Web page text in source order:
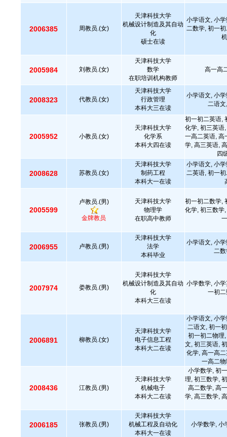
2006385 周教员.(女)
天津科技大学
机械设计制造及其自动
化
硕士在读
小学语文, 小
二数学, 初一
2005984 刘教员.(女)
天津科技大学
数学
在职培训机构教师
高一高
2008323 代教员.(女)
天津科技大学
行政管理
本科大三在读
小学语文, 小
二语
2005952 小教员.(女)
天津科技大学
化学系
本科大四在读
初一初二英语,
化学, 初三英语
一高二英语, 高
学, 高三英语,
四
2008628 苏教员.(女)
天津科技大学
制药工程
本科大一在读
小学语文, 小
二英语, 初一
2005599
卢教员.(男)
金牌教员
天津科技大学
物理学
在职高中教师
初一初二数学,
化学, 初三数学
2006955 卢教员.(男)
天津科技大学
法学
本科毕业
小学语文, 小
二
2007974 娄教员.(男)
天津科技大学
机械设计制造及其自动
化
本科大三在读
小学数学, 小
一初
2006891 柳教员.(女)
天津科技大学
电子信息工程
本科大二在读
小学语文, 小
二语文, 初一
初一初二物理
文, 初三英语,
化学, 高一高
一高二
2008436 江教员.(男)
天津科技大学
机械电子
本科大二在读
小学数学, 初
理, 初三数学,
高二数学, 高
学, 高三数学,
2006185 张教员.(男)
天津科技大学
机械工程及自动化
本科大一在读
小学数学, 小